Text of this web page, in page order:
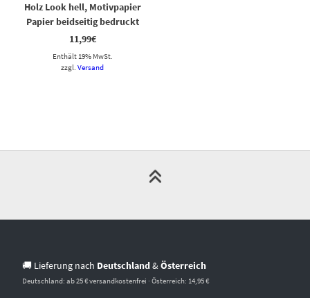
Holz Look hell, Motivpapier
Papier beidseitig bedruckt
11,99€
Enthält 19% MwSt.
zzgl.Versand
🚚 Lieferung nach Deutschland &Österreich
Deutschland: ab 25 € versandkostenfrei · Österreich: 14,95 €